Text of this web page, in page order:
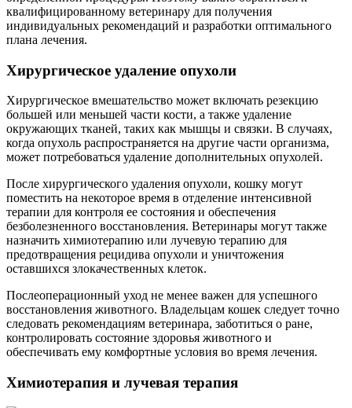
квалифицированному ветеринару для получения
индивидуальных рекомендаций и разработки оптимального
плана лечения.
Хирургическое удаление опухоли
Хирургическое вмешательство может включать резекцию
большей или меньшей части кости, а также удаление
окружающих тканей, таких как мышцы и связки. В случаях,
когда опухоль распространяется на другие части организма,
может потребоваться удаление дополнительных опухолей.
После хирургического удаления опухоли, кошку могут
поместить на некоторое время в отделение интенсивной
терапии для контроля ее состояния и обеспечения
безболезненного восстановления. Ветеринары могут также
назначить химиотерапию или лучевую терапию для
предотвращения рецидива опухоли и уничтожения
оставшихся злокачественных клеток.
Послеоперационный уход не менее важен для успешного
восстановления животного. Владельцам кошек следует точно
следовать рекомендациям ветеринара, заботиться о ране,
контролировать состояние здоровья животного и
обеспечивать ему комфортные условия во время лечения.
Химиотерапия и лучевая терапия